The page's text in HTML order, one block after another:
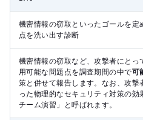
機密情報の窃取といったゴールを
点を洗い出す診断
機密情報の窃取など、攻撃者にと
用可能な問題点を調査期間の中で可
策と併せて報告します。なお、攻
った物理的なセキュリティ対策の
チーム演習」と呼ばれます。